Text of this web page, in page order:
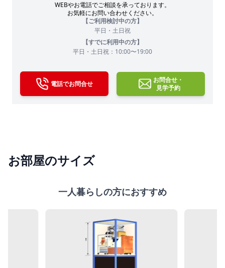
WEBやお電話でご相談を承っております。
お気軽にお問い合わせください。
【ご利用検討中の方】
平日・土日祝
【すでに利用中の方】
平日・土日祝：10:00〜19:00
電話でお問合せ
お問合せ・
見学予約
お部屋のサイズ
一人暮らしの方におすすめ